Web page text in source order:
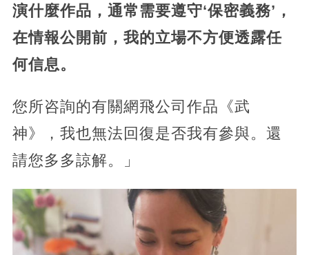
演什麼作品，通常需要遵守‘保密義務’，
在情報公開前，我的立場不方便透露任
何信息。
您所咨詢的有關網飛公司作品《武
神》，我也無法回復是否我有參與。還
請您多多諒解。」